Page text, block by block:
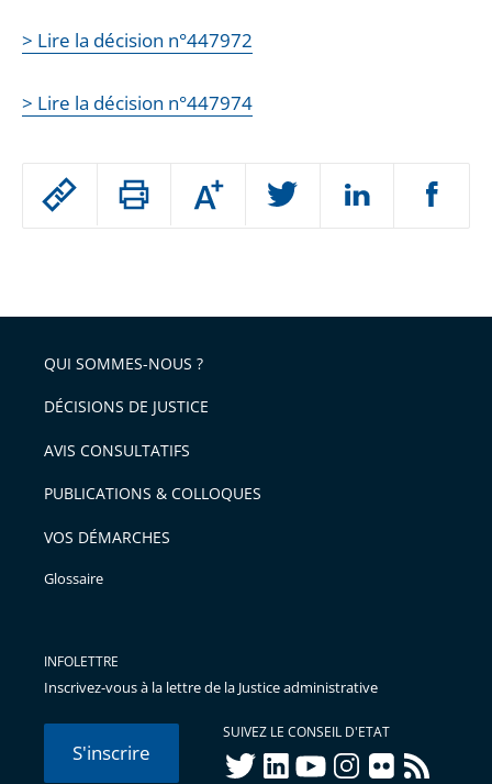
Passer
arriver
après
Augmenter
ou
l'article
pour
avant
> Lire la décision n°447972
> Lire la décision n°447974
QUI SOMMES-NOUS ?
DÉCISIONS DE JUSTICE
AVIS CONSULTATIFS
PUBLICATIONS & COLLOQUES
VOS DÉMARCHES
Glossaire
INFOLETTRE
Inscrivez-vous à la lettre de la Justice administrative
S'inscrire
SUIVEZ LE CONSEIL D'ETAT
twitterlinkedInyoutubeinstagram
flickr rss